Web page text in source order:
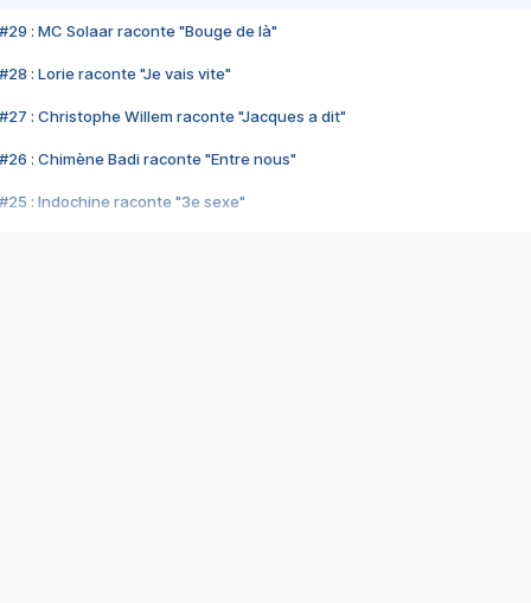
#29 : MC Solaar raconte "Bouge de là"
#28 : Lorie raconte "Je vais vite"
#27 : Christophe Willem raconte "Jacques a dit"
#26 : Chimène Badi raconte "Entre nous"
#25 : Indochine raconte "3e sexe"